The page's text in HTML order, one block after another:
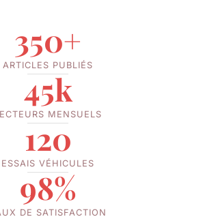
350+
ARTICLES PUBLIÉS
45k
MENSUELS
120
ESSAIS VÉHICULES
98%
DE SATISFACTION